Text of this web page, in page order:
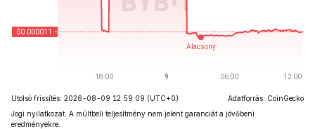
Utolsó frissítés: 2026-08-09 12:59:09 (UTC+0)
Adatforrás: CoinGecko
Jogi nyilatkozat: A múltbeli teljesítmény nem jelent garanciát a jövőbeni
eredményekre.